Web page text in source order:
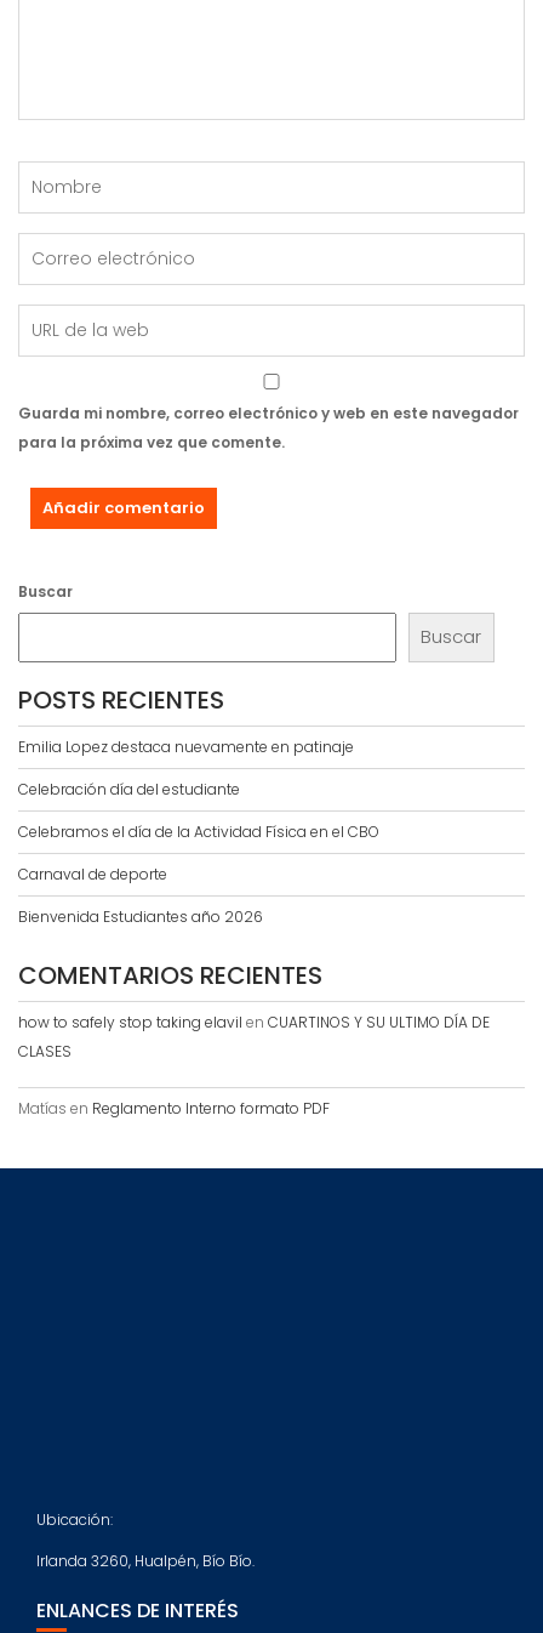
Guarda mi nombre, correo electrónico y web en este navegador
para la próxima vez que comente.
Buscar
Buscar
POSTS RECIENTES
Emilia Lopez destaca nuevamente en patinaje
Celebración día del estudiante
Celebramos el día de la Actividad Física en el CBO
Carnaval de deporte
Bienvenida Estudiantes año 2026
COMENTARIOS RECIENTES
how to safely stop taking elavil en CUARTINOS Y SU ULTIMO DÍA DE
CLASES
Matías en Reglamento Interno formato PDF
Ubicación:
Irlanda 3260, Hualpén, Bío Bío.
ENLANCES DE INTERÉS